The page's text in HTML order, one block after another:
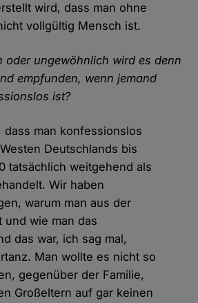
wird, dass man ohne
vollgültig Mensch ist.
oder ungewöhnlich wird es denn
empfunden, wenn jemand
ist?
dass man konfessionslos
Deutschlands bis
tatsächlich weitgehend als
Wir haben
warum man aus der
und wie man das
das war, ich sag mal,
Man wollte es nicht so
gegenüber der Familie,
Großeltern auf gar keinen